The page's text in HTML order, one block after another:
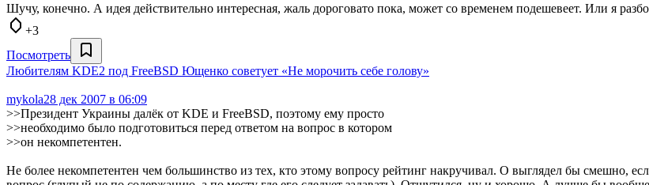
Шучу, конечно. А идея действительно интересная, жаль дороговато пока, может со временем подешевеет. Или я
+3
Посмотреть
Любителям KDE2 под FreeBSD Ющенко советует «Не морочить себе голову»
mykola28 дек 2007 в 06:09
>>Президент Украины далёк от KDE и FreeBSD, поэтому ему просто
>>необходимо было подготовиться перед ответом на вопрос в котором
>>он некомпетентен.
Не более некомпетентен чем большинство из тех, кто этому вопросу рейтинг накручивал. О выглядел бы смешно,